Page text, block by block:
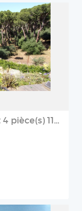
Sanguinaires Appartement 4 pièce(s) 118 m2 avec 1600m² de jardin bord de mer